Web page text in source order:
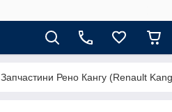
Запчастини Рено Кангу (Renault